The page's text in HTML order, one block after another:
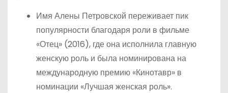
Имя Алены Петровской переживает пик
популярности благодаря роли в фильме
«Отец» (2016), где она исполнила главную
женскую роль и была номинирована на
международную премию «Кинотавр» в
номинации «Лучшая женская роль».